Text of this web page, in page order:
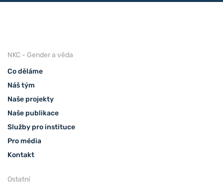
NKC - Gender a věda
Co děláme
Náš tým
Naše projekty
Naše publikace
Služby pro instituce
Pro média
Kontakt
Ostatní